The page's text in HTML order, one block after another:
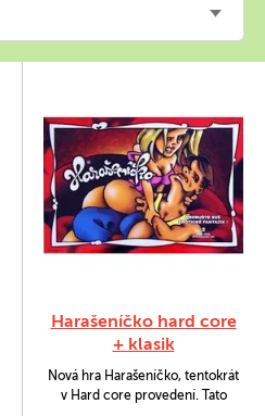
Harašeníčko hard core
+ klasik
Nová hra Harašeníčko, tentokrát
v Hard core provedení. Tato